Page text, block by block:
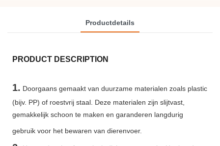
Productdetails
PRODUCT DESCRIPTION
1. Doorgaans gemaakt van duurzame materialen zoals plastic
(bijv. PP) of roestvrij staal. Deze materialen zijn slijtvast,
gemakkelijk schoon te maken en garanderen langdurig
gebruik voor het bewaren van dierenvoer.